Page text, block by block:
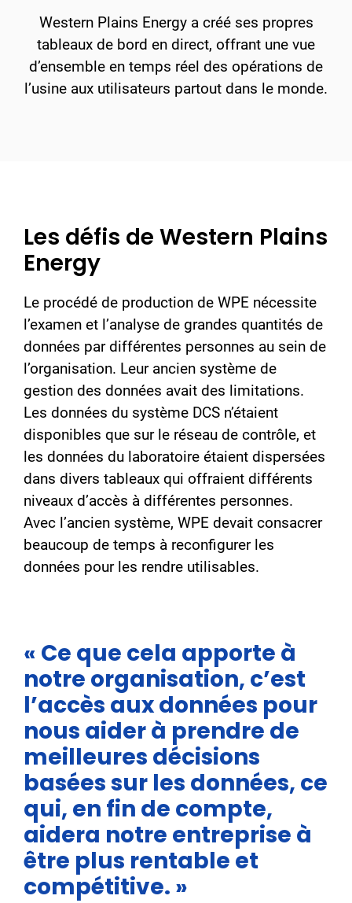
Western Plains Energy a créé ses propres
tableaux de bord en direct, offrant une vue
d’ensemble en temps réel des opérations de
l’usine aux utilisateurs partout dans le monde.
Les défis de Western Plains
Energy
Le procédé de production de WPE nécessite
l’examen et l’analyse de grandes quantités de
données par différentes personnes au sein de
l’organisation. Leur ancien système de
gestion des données avait des limitations.
Les données du système DCS n’étaient
disponibles que sur le réseau de contrôle, et
les données du laboratoire étaient dispersées
dans divers tableaux qui offraient différents
niveaux d’accès à différentes personnes.
Avec l’ancien système, WPE devait consacrer
beaucoup de temps à reconfigurer les
données pour les rendre utilisables.
« Ce que cela apporte à
notre organisation, c’est
l’accès aux données pour
nous aider à prendre de
meilleures décisions
basées sur les données, ce
qui, en fin de compte,
aidera notre entreprise à
être plus rentable et
compétitive. »